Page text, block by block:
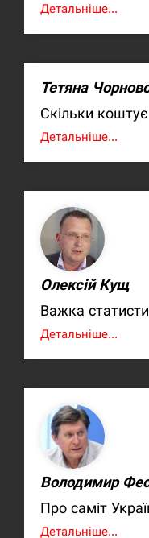
Детальніше...
Тетяна
Скільки
Детальніше...
Олексій Кущ
Важка
Детальніше...
Володимир
Про саміт
Детальніше...